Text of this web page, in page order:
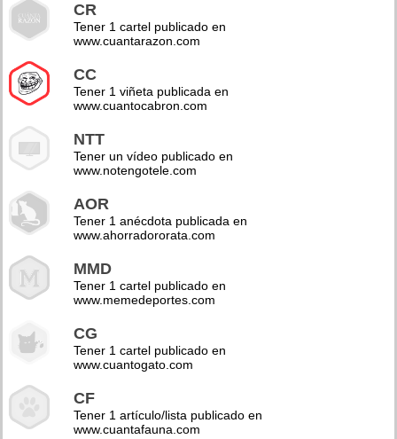
CR
Tener 1 cartel publicado en
www.cuantarazon.com
CC
Tener 1 viñeta publicada en
www.cuantocabron.com
NTT
Tener un vídeo publicado en
www.notengotele.com
AOR
Tener 1 anécdota publicada en
www.ahorradororata.com
MMD
Tener 1 cartel publicado en
www.memedeportes.com
CG
Tener 1 cartel publicado en
www.cuantogato.com
CF
Tener 1 artículo/lista publicado en
www.cuantafauna.com